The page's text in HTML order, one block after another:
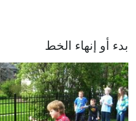
بدء أو إنهاء الخط